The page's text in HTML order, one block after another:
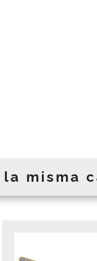
misma